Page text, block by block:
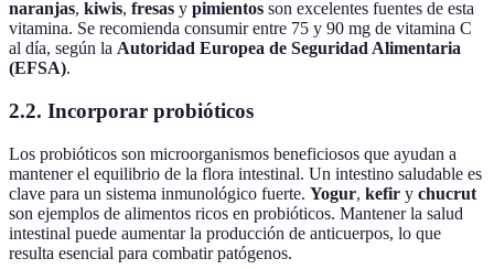
naranjas, kiwis, fresas y pimientos son excelentes fuentes de esta
vitamina. Se recomienda consumir entre 75 y 90 mg de vitamina C
al día, según la Autoridad Europea de Seguridad Alimentaria
(EFSA).
2.2. Incorporar probióticos
Los probióticos son microorganismos beneficiosos que ayudan a
mantener el equilibrio de la flora intestinal. Un intestino saludable es
clave para un sistema inmunológico fuerte. Yogur, kefir y chucrut
son ejemplos de alimentos ricos en probióticos. Mantener la salud
intestinal puede aumentar la producción de anticuerpos, lo que
resulta esencial para combatir patógenos.